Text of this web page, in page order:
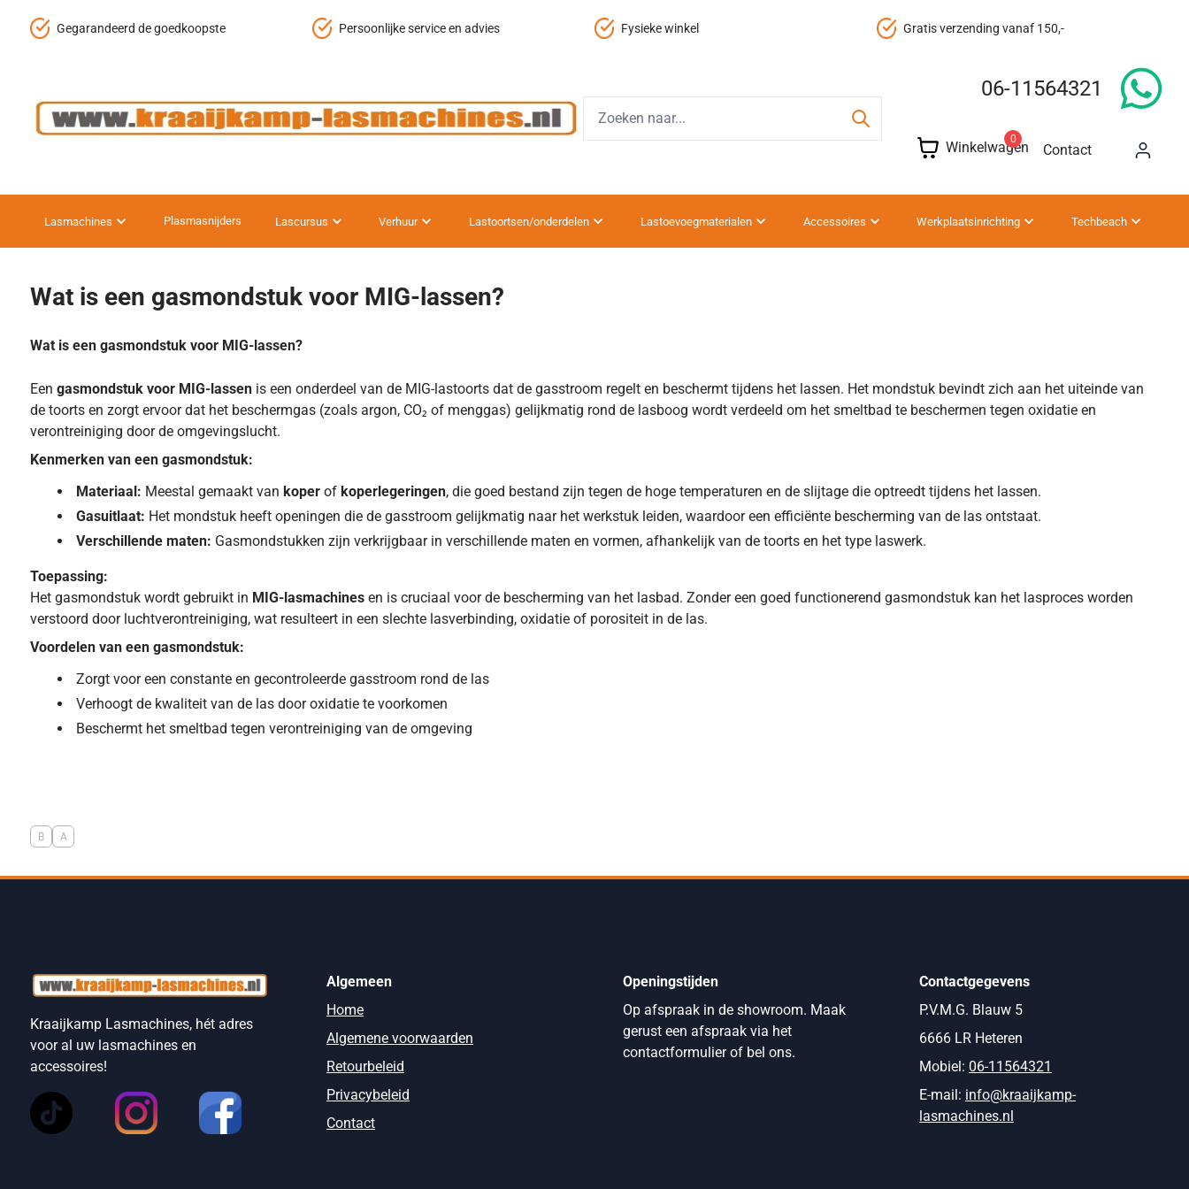
Gegarandeerd de goedkoopste Persoonlijke service en advies Fysieke winkel Gratis verzending vanaf 150,-
06-11564321
Winkelwagen
0
Contact
Lasmachines Plasmasnijders Lascursus Verhuur Lastoortsen/onderdelen Lastoevoegmaterialen Accessoires Werkplaatsinrichting Techbeach
Wat is een gasmondstuk voor MIG-lassen?
Wat is een gasmondstuk voor MIG-lassen?
Een gasmondstuk voor MIG-lassen is een onderdeel van de MIG-lastoorts dat de gasstroom regelt en beschermt tijdens het lassen. Het mondstuk bevindt zich aan het uiteinde van
de toorts en zorgt ervoor dat het beschermgas (zoals argon, CO₂ of menggas) gelijkmatig rond de lasboog wordt verdeeld om het smeltbad te beschermen tegen oxidatie en
verontreiniging door de omgevingslucht.
Kenmerken van een gasmondstuk:
Materiaal: Meestal gemaakt van koper of koperlegeringen, die goed bestand zijn tegen de hoge temperaturen en de slijtage die optreedt tijdens het lassen.
Gasuitlaat: Het mondstuk heeft openingen die de gasstroom gelijkmatig naar het werkstuk leiden, waardoor een efficiënte bescherming van de las ontstaat.
Verschillende maten: Gasmondstukken zijn verkrijgbaar in verschillende maten en vormen, afhankelijk van de toorts en het type laswerk.
Toepassing:
Het gasmondstuk wordt gebruikt in MIG-lasmachines en is cruciaal voor de bescherming van het lasbad. Zonder een goed functionerend gasmondstuk kan het lasproces worden
verstoord door luchtverontreiniging, wat resulteert in een slechte lasverbinding, oxidatie of porositeit in de las.
Voordelen van een gasmondstuk:
Zorgt voor een constante en gecontroleerde gasstroom rond de las
Verhoogt de kwaliteit van de las door oxidatie te voorkomen
Beschermt het smeltbad tegen verontreiniging van de omgeving
B A
Kraaijkamp Lasmachines, hét adres
voor al uw lasmachines en
accessoires!
Algemeen
Home
Algemene voorwaarden
Retourbeleid
Privacybeleid
Contact
Openingstijden
Op afspraak in de showroom. Maak
gerust een afspraak via het
contactformulier of bel ons.
Contactgegevens
P.V.M.G. Blauw 5
6666 LR Heteren
Mobiel: 06-11564321
E-mail: info@kraaijkamp-
lasmachines.nl